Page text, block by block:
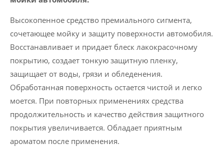
Высокопенное средство премиального сигмента,
сочетающее мойку и защиту поверхности автомобиля.
Восстанавливает и придает блеск лакокрасочному
покрытию, создает тонкую защитную пленку,
защищает от воды, грязи и обледенения.
Обработанная поверхность остается чистой и легко
моется. При повторных применениях средства
продолжительность и качество действия защитного
покрытия увеличивается. Обладает приятным
ароматом после применения.